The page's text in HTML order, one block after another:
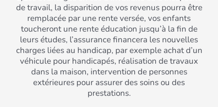
de travail, la disparition de vos revenus pourra être
remplacée par une rente versée, vos enfants
toucheront une rente éducation jusqu’à la fin de
leurs études, l’assurance financera les nouvelles
charges liées au handicap, par exemple achat d’un
véhicule pour handicapés, réalisation de travaux
dans la maison, intervention de personnes
extérieures pour assurer des soins ou des
prestations.